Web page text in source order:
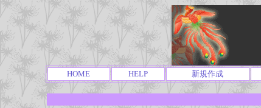
HOME HELP 新規作成